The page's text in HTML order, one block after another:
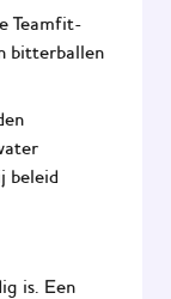
Teamfit-
bitterballen
beleid
is. Een